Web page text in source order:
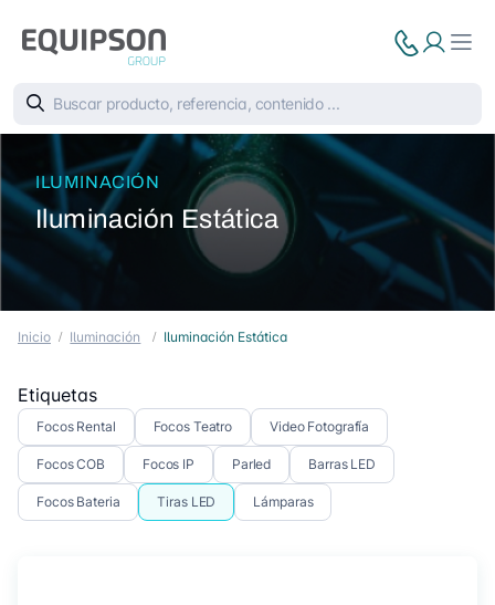
ILUMINACIÓN
Iluminación Estática
Inicio Iluminación Iluminación Estática
Etiquetas
Focos Rental Focos Teatro Video Fotografía
Focos COB Focos IP Parled Barras LED
Focos Bateria Tiras LED Lámparas